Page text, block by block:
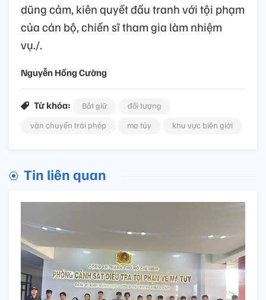
dũng cảm, kiên quyết đấu tranh với tội phạm
của cán bộ, chiến sĩ tham gia làm nhiệm
vụ./.
Nguyễn Hồng Cường
Từ khóa: Bắt giữ
đối tượng
vận chuyển trái phép
ma túy khu vực biên giới
Tin liên quan